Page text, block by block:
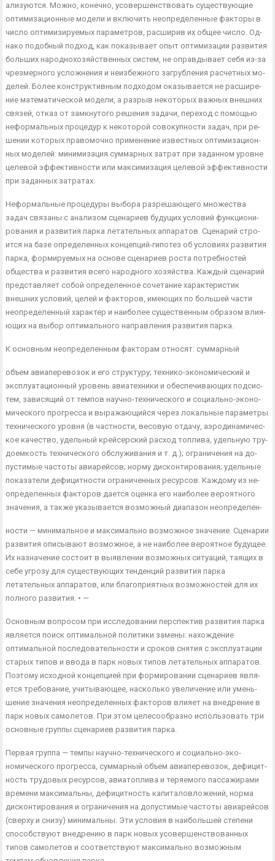
ализуются. Можно, конечно, усовершенствовать существующие
оптимизационные модели и включить неопределенные факторы в
число оптимизируемых параметров, расширив их общее число. Од­
нако подобный подход, как показывает опыт оптимизации развития
больших народнохозяйственных систем, не оправдывает себя из-за
чрезмерного усложнения и неизбежного загрубления расчетных мо­
делей. Более конструктивным подходом оказывается не расшире­
ние математической модели, а разрыв некоторых важных внешних
связей, отказ от замкнутого решения задачи, переход с помощью
неформальных процедур к некоторой совокупности задач, при ре­
шении которых правомочно применение известных оптимизацион­
ных моделей: минимизация суммарных затрат при заданном уров­не
целевой эффективности или максимизация целевой эффективно­сти
при заданных затратах.
Неформальные процедуры выбора разрешающего множества
задач связаны с анализом сценариев будущих условий функциони­
рования и развития парка летательных аппаратов. Сценарий стро­
ится на базе определенных концепций-гипотез об условиях раз­вития
парка, формируемых на основе сценариев роста потребнос­тей
общества и развития всего народного хозяйства. Каждый сце­нарий
представляет собой определенное сочетание характеристик
внешних условий, целей и факторов, имеющих по большей части
неопределенный характер и наиболее существенным образом влия­
ющих на выбор оптимального направления развития парка.
К основным неопределенным факторам относят: суммарный
объем авиаперевозок и его структуру; технико-экономический и
эксплуатационный уровень авиатехники и обеспечивающих подсис­
тем, зависящий от темпов научно-технического и социально-эконо­
мического прогресса и выражающийся через локальные параметры
технического уровня (в частности, весовую отдачу, аэродинамичес­
кое качество, удельный крейсерский расход топлива, удельную тру­
доемкость технического обслуживания и т. д.); ограничения на до­
пустимые частоты авиарейсов; норму дисконтирования; удельные
показатели дефицитности ограниченных ресурсов. Каждому из не­
определенных факторов дается оценка его наиболее вероятного
значения, а также указывается возможный диапазон неопределен-
ности — минимальное и максимально возможное значение. Сцена­рии
развития описывают возможное, а не наиболее вероятное бу­дущее.
Их назначение состоит в выявлении возможных ситуаций, таящих в
себе угрозу для существующих тенденций развития пар­ка
летательных аппаратов, или благоприятных возможностей для их
полного развития. • —
Основным вопросом при исследовании перспектив развития парка
является поиск оптимальной политики замены: нахождение
оптимальной последовательности и сроков снятия с эксплуатации
старых типов и ввода в парк новых типов летательных аппаратов.
Поэтому исходной концепцией при формировании сценариев явля­
ется требование, учитывающее, насколько увеличение или умень­
шение значения неопределенных факторов влияет на внедрение в
парк новых самолетов. При этом целесообразно использовать три
основные группы сценариев развития парка.
Первая группа — темпы научно-технического и социально-эко­
номического прогресса, суммарный объем авиаперевозок, дефицит­
ность трудовых ресурсов, авиатоплива и теряемого пассажирами
времени максимальны, дефицитность капиталовложений, норма
дисконтирования и ограничения на допустимые частоты авиарей­сов
(сверху и снизу) минимальны. Эти условия в наибольшей сте­пени
способствуют внедрению в парк новых усовершенствованных
типов самолетов и соответствуют максимально возможным